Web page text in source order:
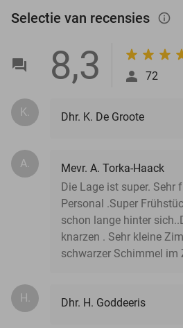
Selectie van recensies info_outlined
8,3 72
K. Dhr. K. De Groote
A.
Mevr. A. Torka-Haack
Die Lage ist super. Sehr
Personal .Super
schon lange hinter
knarzen . Sehr kleine
schwarzer Schimmel im
H. Dhr. H. Goddeeris